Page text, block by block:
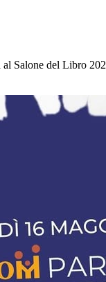
Salone del Libro